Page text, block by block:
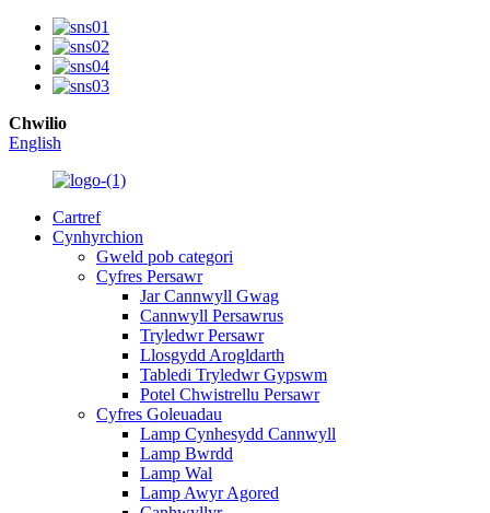
Chwilio
English
Cartref
Cynhyrchion
Gweld pob categori
Cyfres Persawr
Jar Cannwyll Gwag
Cannwyll Persawrus
Tryledwr Persawr
Llosgydd Arogldarth
Tabledi Tryledwr Gypswm
Potel Chwistrellu Persawr
Cyfres Goleuadau
Lamp Cynhesydd Cannwyll
Lamp Bwrdd
Lamp Wal
Lamp Awyr Agored